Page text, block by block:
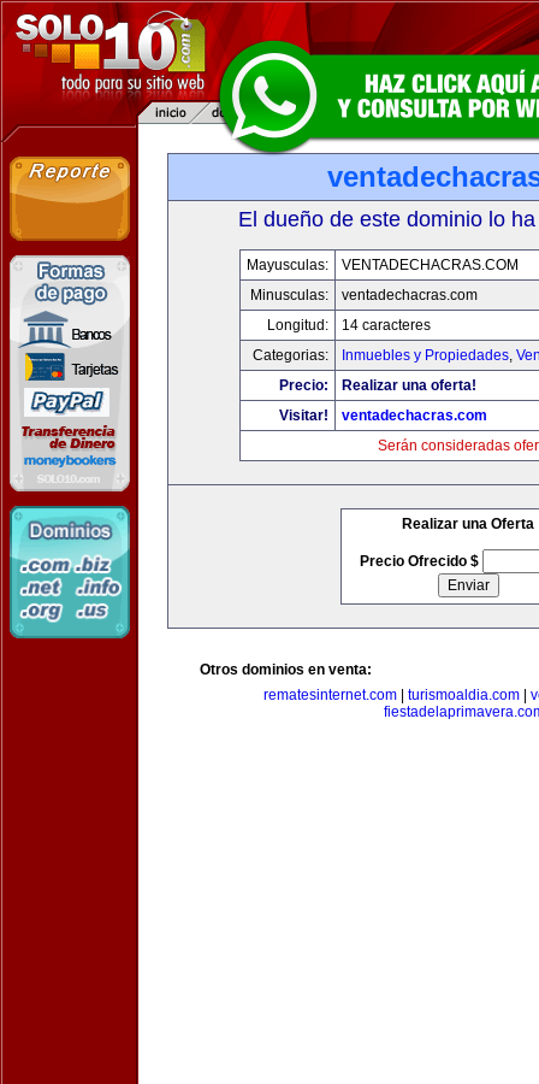
El dueño de este dominio lo
Mayusculas:
VENTADECHACRAS.COM
Minusculas:
ventadechacras.com
Longitud:
14 caracteres
Categorias:
Inmuebles y Propiedades,
Precio:
Realizar una oferta!
Visitar!
ventadechacras.com
Serán consideradas
Realizar una Oferta
Precio Ofrecido $
Otros dominios en venta:
rematesinternet.com| turismoaldia.com|